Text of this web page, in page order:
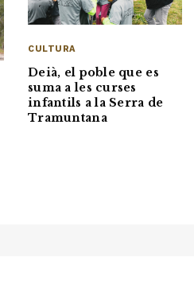
CULTURA
Deià, el poble que es
suma a les curses
infantils a la Serra de
Tramuntana